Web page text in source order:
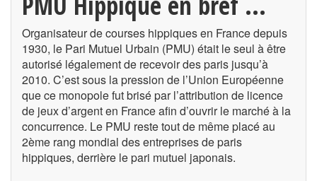
Organisateur de courses hippiques en France depuis
1930, le Pari Mutuel Urbain (PMU) était le seul à être
autorisé légalement de recevoir des paris jusqu’à
2010. C’est sous la pression de l’Union Européenne
que ce monopole fut brisé par l’attribution de licence
de jeux d’argent en France afin d’ouvrir le marché à la
concurrence. Le PMU reste tout de même placé au
2ème rang mondial des entreprises de paris
hippiques, derrière le pari mutuel japonais.